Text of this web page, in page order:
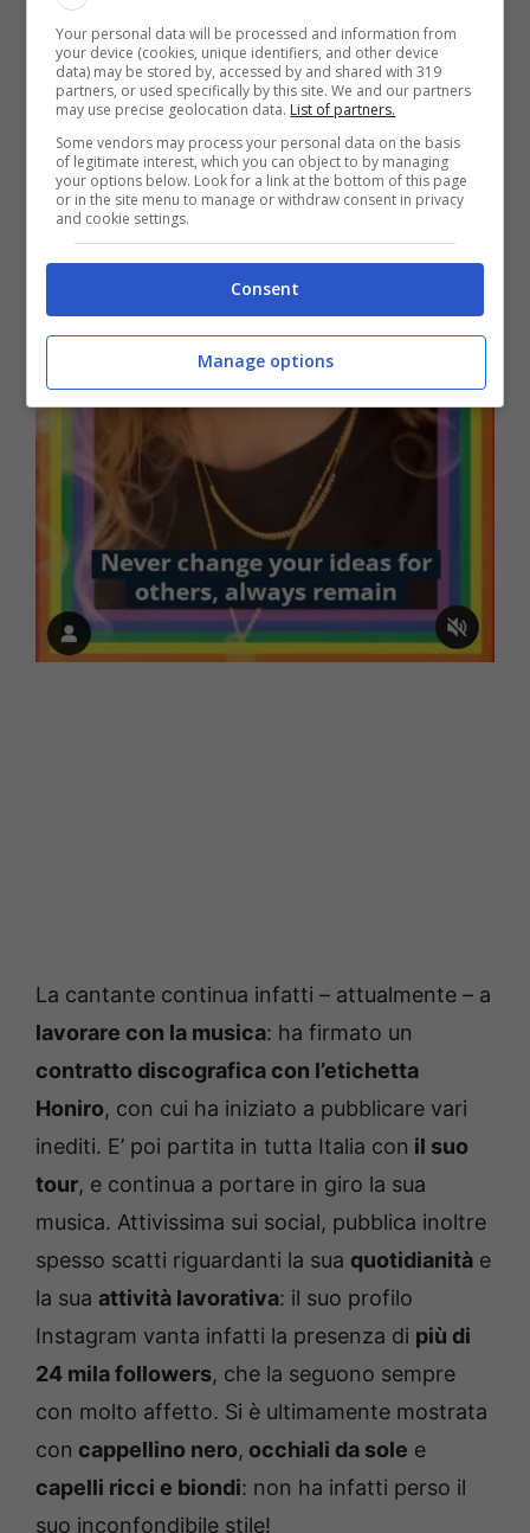
La cantante continua infatti – attualmente – a
lavorare con la musica: ha firmato un
contratto discografica con l’etichetta
Honiro, con cui ha iniziato a pubblicare vari
inediti. E’ poi partita in tutta Italia con il suo
tour, e continua a portare in giro la sua
musica. Attivissima sui social, pubblica inoltre
spesso scatti riguardanti la sua quotidianità e
la sua attività lavorativa: il suo profilo
Instagram vanta infatti la presenza di più di
24 mila followers, che la seguono sempre
con molto affetto. Si è ultimamente mostrata
con cappellino nero, occhiali da sole e
capelli ricci e biondi: non ha infatti perso il
suo inconfondibile stile!
Your personal data will be processed and information from
your device (cookies, unique identifiers, and other device
data) may be stored by, accessed by and shared with 319
partners, or used specifically by this site. We and our partners
may use precise geolocation data. List of partners.
Some vendors may process your personal data on the basis
of legitimate interest, which you can object to by managing
your options below. Look for a link at the bottom of this page
or in the site menu to manage or withdraw consent in privacy
and cookie settings.
Consent
Manage options